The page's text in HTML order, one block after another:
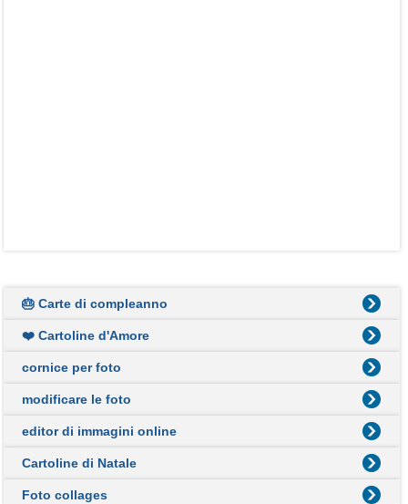
🎂 Carte di compleanno
❤️ Cartoline d'Amore
cornice per foto
modificare le foto
editor di immagini online
Cartoline di Natale
Foto collages